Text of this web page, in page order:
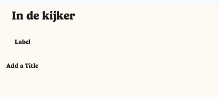
In de kijker
Label
Add a Title